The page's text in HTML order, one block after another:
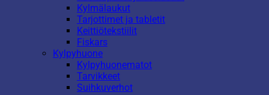
Kylmälaukut
Tarjottimet ja tabletit
Keittiötekstiilit
Fiskars
Kylpyhuone
Kylpyhuonematot
Tarvikkeet
Suihkuverhot